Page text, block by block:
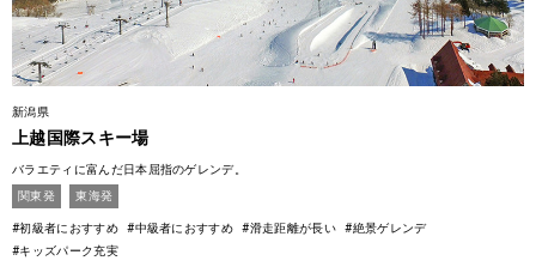
新潟県
上越国際スキー場
バラエティに富んだ日本屈指のゲレンデ。
関東発
東海発
#初級者におすすめ #中級者におすすめ #滑走距離が長い
#絶景ゲレンデ
#キッズパーク充実